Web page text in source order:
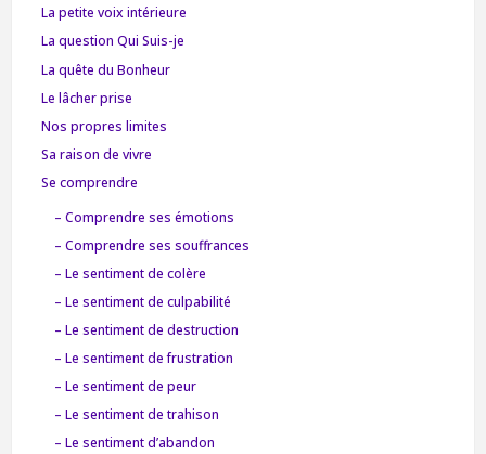
La petite voix intérieure
La question Qui Suis-je
La quête du Bonheur
Le lâcher prise
Nos propres limites
Sa raison de vivre
Se comprendre
– Comprendre ses émotions
– Comprendre ses souffrances
– Le sentiment de colère
– Le sentiment de culpabilité
– Le sentiment de destruction
– Le sentiment de frustration
– Le sentiment de peur
– Le sentiment de trahison
– Le sentiment d’abandon